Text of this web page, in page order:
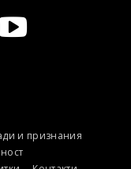
и признания